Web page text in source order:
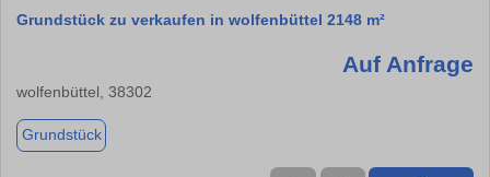
Grundstück zu verkaufen in wolfenbüttel 2148 m²
Auf Anfrage
wolfenbüttel, 38302
Grundstück